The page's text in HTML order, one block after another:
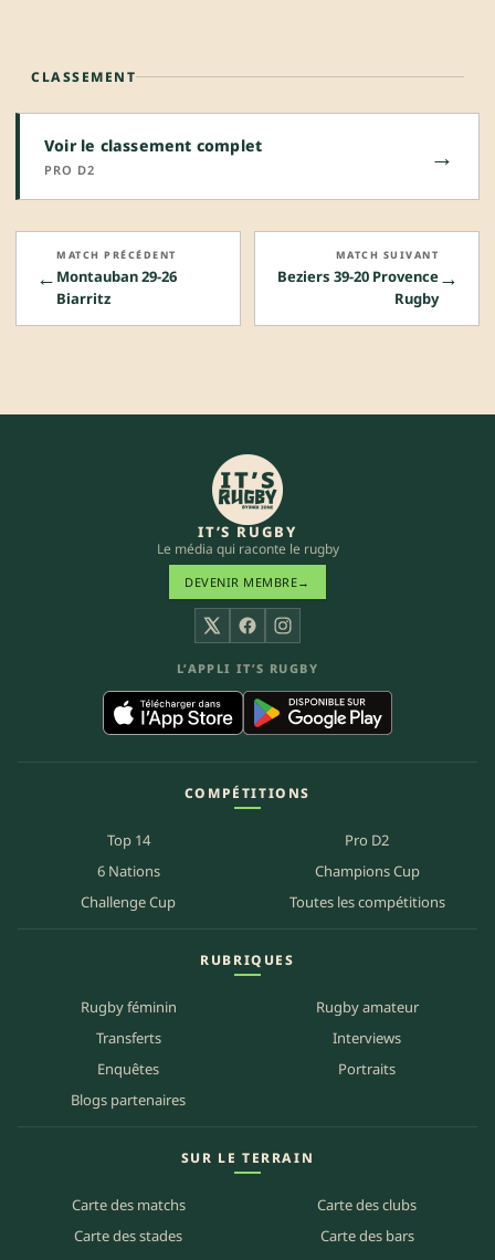
CLASSEMENT
Voir le classement complet
PRO D2 →
←
MATCH PRÉCÉDENT
Montauban 29-26
Biarritz
→
MATCH SUIVANT
Beziers 39-20 Provence
Rugby
IT’S RUGBY
Le média qui raconte le rugby
DEVENIR MEMBRE→
X FacebookInstagram
L’APPLI IT’S RUGBY
COMPÉTITIONS
Top 14
Pro D2
6 Nations
Champions Cup
Challenge Cup
Toutes les compétitions
RUBRIQUES
Rugby féminin
Rugby amateur
Transferts
Interviews
Enquêtes
Portraits
Blogs partenaires
SUR LE TERRAIN
Carte des matchs
Carte des clubs
Carte des stades
Carte des bars